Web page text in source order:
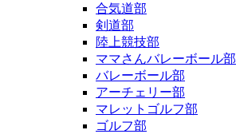
合気道部
剣道部
陸上競技部
ママさんバレーボール部
バレーボール部
アーチェリー部
マレットゴルフ部
ゴルフ部